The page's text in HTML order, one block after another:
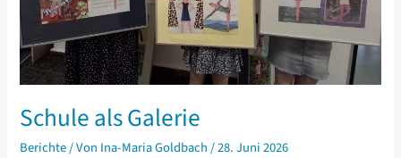
Schule als Galerie
Berichte/ Von Ina-Maria Goldbach/28. Juni 2026